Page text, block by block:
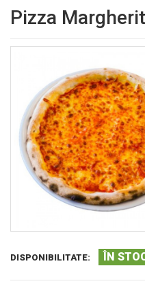
Pizza
DISPONIBILITATE: ÎN